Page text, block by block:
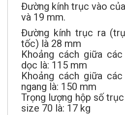
Đường kính trục vào
và 19 mm.
Đường kính trục ra
tốc) là 28 mm
Khoảng cách giữa
dọc là: 115 mm
Khoảng cách giữa
ngang là: 150 mm
Trọng lượng hộp số
size 70 là: 17 kg